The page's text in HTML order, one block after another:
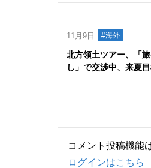
11月9日 #海外
北方領土ツアー、「
し」で交渉中、来夏
コメント投稿機能
ログインはこちら